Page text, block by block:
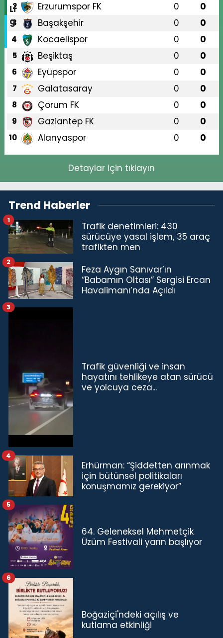
2 Erzurumspor FK 0 0
3 Başakşehir 0 0
4 Kocaelispor 0 0
5 Beşiktaş 0 0
6 Eyüpspor 0 0
7 Galatasaray 0 0
8 Çorum FK 0 0
9 Gaziantep FK 0 0
10 Alanyaspor 0 0
Detaylar için tıklayın
Trend Haberler
Trafik denetimleri: 430
sürücüye yasal işlem, 35 araç
trafikten men
1
Feza Aygın Sanıvar’ın
“Babamın Oltası” Sergisi Ercan
Havalimanı’nda Açıldı
2
Trafik güvenliği ve insan
hayatını tehlikeye atan sürücü
ve yolcuya ceza...
3
Erhürman: “Şiddetten arınmak
için bütünsel politikaları
konuşmamız gerekiyor”
4
64. Geleneksel Mehmetçik
Üzüm Festivali yarın başlıyor
5
Boğaziçi'ndeki açılış ve
kutlama etkinliği
6